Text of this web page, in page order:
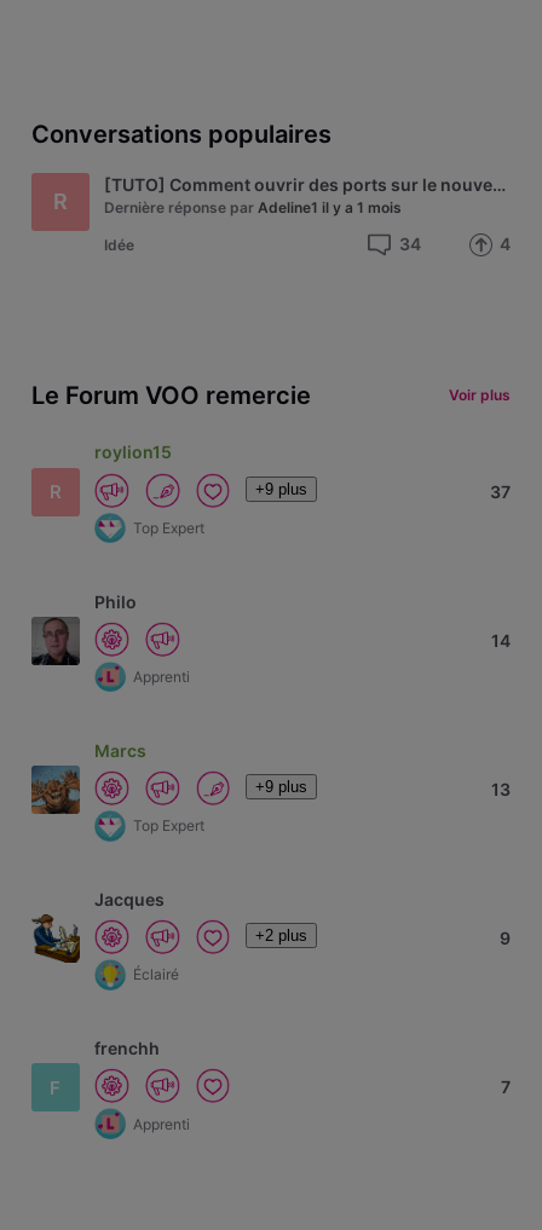
Conversations populaires
R
[TUTO] Comment ouvrir des ports sur le nouveau modem Technicolor de VOO - modèle CGA4233
Dernière réponse par Adeline1 il y a 1 mois
Idée 34 4
Le Forum VOO remercie Voir plus
R
roylion15
+9 plus
Top Expert
37
Philo
Apprenti
14
Marcs
+9 plus
Top Expert
13
Jacques
+2 plus
Éclairé
9
F
frenchh
Apprenti
7